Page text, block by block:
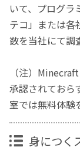
いて、プログラ
テコ」または各
数を当社にて調
（注）
承認されておら
室では無料体験
身につく